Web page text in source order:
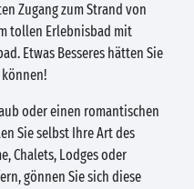
Zugang zum Strand von
tollen Erlebnisbad mit
Etwas Besseres hätten Sie
oder einen romantischen
Sie selbst Ihre Art des
Chalets, Lodges oder
gönnen Sie sich diese